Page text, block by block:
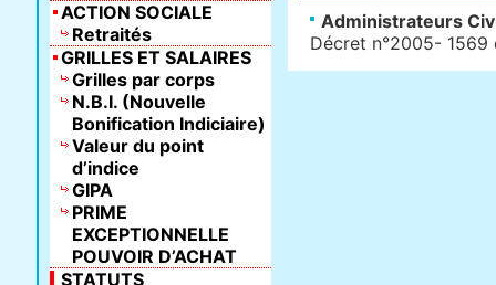
Administrateurs
Décret n°2005-
ACTION SOCIALE
Retraités
GRILLES ET SALAIRES
Grilles par corps
N.B.I. (Nouvelle
Bonification Indiciaire)
Valeur du point
d’indice
GIPA
PRIME
EXCEPTIONNELLE
POUVOIR D’ACHAT
STATUTS